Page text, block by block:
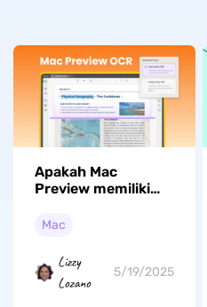
Apakah Mac
Preview memiliki
Penjelasan Rinci
Preview
Mac
Lizzy
Lozano
5/19/2025